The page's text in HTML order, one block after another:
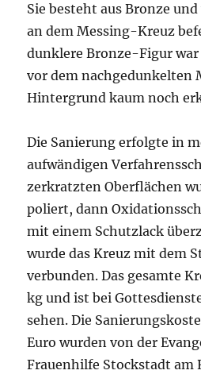
Sie besteht aus Bronze
an dem Messing-Kreuz
dunklere Bronze-Figur war
vor dem nachgedunkelten
Hintergrund kaum noch
Die Sanierung erfolgte in
aufwändigen
zerkratzten Oberflächen
poliert, dann
mit einem Schutzlack
wurde das Kreuz mit dem
verbunden. Das gesamte
kg und ist bei
sehen. Die
Euro wurden von der
Frauenhilfe Stockstadt am